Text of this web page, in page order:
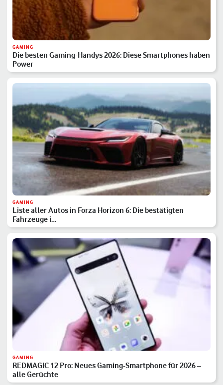
GAMING
Die besten Gaming-Handys 2026: Diese Smartphones haben
Power
GAMING
Liste aller Autos in Forza Horizon 6: Die bestätigten
Fahrzeuge i…
GAMING
REDMAGIC 12 Pro: Neues Gaming-Smartphone für 2026 –
alle Gerüchte